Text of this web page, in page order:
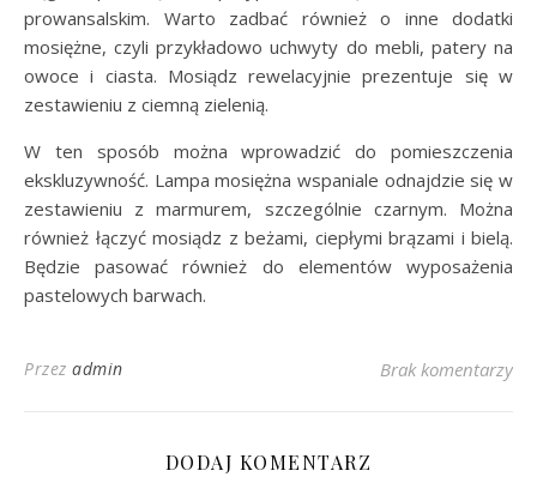
prowansalskim. Warto zadbać również o inne dodatki
mosiężne, czyli przykładowo uchwyty do mebli, patery na
owoce i ciasta. Mosiądz rewelacyjnie prezentuje się w
zestawieniu z ciemną zielenią.
W ten sposób można wprowadzić do pomieszczenia
ekskluzywność. Lampa mosiężna wspaniale odnajdzie się w
zestawieniu z marmurem, szczególnie czarnym. Można
również łączyć mosiądz z beżami, ciepłymi brązami i bielą.
Będzie pasować również do elementów wyposażenia
pastelowych barwach.
Przez admin Brak komentarzy
DODAJ KOMENTARZ